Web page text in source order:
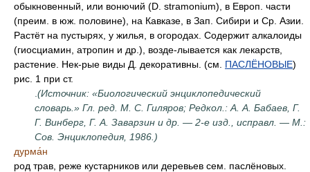
обыкновенный, или вонючий (D. stramonium), в Европ. части
(преим. в юж. половине), на Кавказе, в Зап. Сибири и Ср. Азии.
Растёт на пустырях, у жилья, в огородах. Содержит алкалоиды
(гиосциамин, атропин и др.), возде-лывается как лекарств,
растение. Нек-рые виды Д. декоративны. (см. ПАСЛЁНОВЫЕ)
рис. 1 при ст.
(Источник: «Биологический энциклопедический
словарь.» Гл. ред. М. С. Гиляров; Редкол.: А. А. Бабаев, Г.
Г. Винберг, Г. А. Заварзин и др. — 2-е изд., исправл. — М.:
Сов. Энциклопедия, 1986.)
дурма́н
род трав, реже кустарников или деревьев сем. паслёновых.